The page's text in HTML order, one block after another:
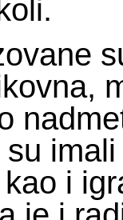
su
i